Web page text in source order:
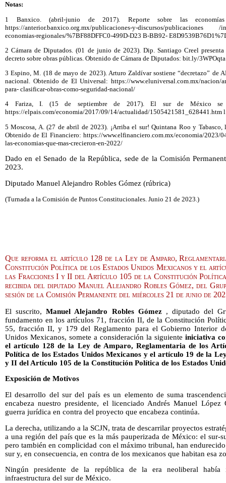
Notas:
1 Banxico. (abril-junio de 2017). Reporte sobre las
https://anterior.banxico.org.mx/publicaciones-y-discursos/publicaciones
economias-regionales/%7BF88DFFC0-499D-D23 B-BB92-
2 Cámara de Diputados. (01 de junio de 2023). Dip. Santiago Creel
decreto sobre obras públicas. Obtenido de Cámara de Diputados: bit.ly/3WPOqta
3 Espino, M. (18 de mayo de 2023). Arturo Zaldívar sostiene “decretazo” de
nacional. Obtenido de El Universal: https://www.eluniversal.com.mx/nacion/
para- clasificar-obras-como-seguridad-nacional/
4 Fariza, I. (15 de septiembre de 2017). El sur de México se
https://elpais.com/economia/2017/09/14/actualidad/1505421581_628441.htm l
5 Moscosa, A. (27 de abril de 2023). ¡Arriba el sur! Quintana Roo y Tabasco,
Obtenido de El Financiero: https://www.elfinanciero.com.mx/economia/2023/
las-economias-que-mas-crecieron-en-2022/
Dado en el Senado de la República, sede de la Comisión
2023.
Diputado Manuel Alejandro Robles Gómez (rúbrica)
(Turnada a la Comisión de Puntos Constitucionales. Junio 21 de 2023.)
Que reforma el artículo 128 de la Ley de Amparo,
Constitución Política de los Estados Unidos Mexicanos y el
las Fracciones I y II del Artículo 105 de la Constitución Política
recibida del diputado Manuel Alejandro Robles Gómez, del
sesión de la Comisión Permanente del miércoles 21 de junio de
El suscrito,Manuel Alejandro Robles Gómez, diputado del
fundamento en los artículos 71, fracción II, de la Constitución
55, fracción II, y 179 del Reglamento para el Gobierno Interior
Unidos Mexicanos, somete a consideración la siguiente iniciativa
el artículo 128 de la Ley de Amparo, Reglamentaria de los
Política de los Estados Unidos Mexicanos y el artículo 19 de la
y II del Artículo 105 de la Constitución Política de los Estados
Exposición de Motivos
El desarrollo del sur del país es un elemento de suma
encabeza nuestro presidente, el licenciado Andrés Manuel
guerra jurídica en contra del proyecto que encabeza continúa.
La derecha, utilizando a la SCJN, trata de descarrilar proyectos
a una región del país que es la más pauperizada de México: el sur-
pero también en complicidad con el máximo tribunal, han
sur y, en consecuencia, en contra de los mexicanos que habitan esa
Ningún presidente de la república de la era neoliberal
infraestructura del sur de México.